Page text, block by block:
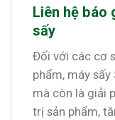
Liên hệ báo
sấy
Đối với các cơ
phẩm, máy sấy
mà còn là giải
trị sản phẩm,